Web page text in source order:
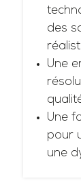
des
Une
Une
pour
une